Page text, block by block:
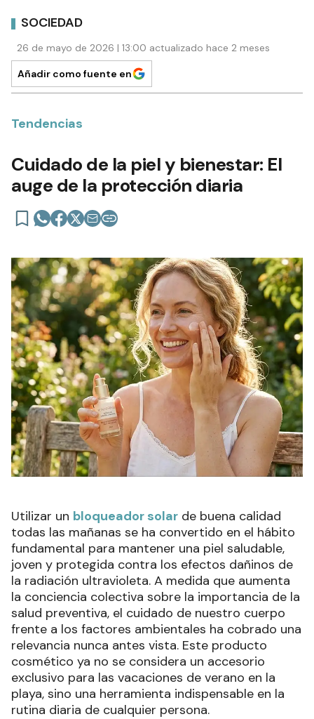
SOCIEDAD
26 de mayo de 2026 | 13:00 actualizado hace 2 meses
Añadir como fuente en
Tendencias
Cuidado de la piel y bienestar: El
auge de la protección diaria
Utilizar un bloqueador solar de buena calidad
todas las mañanas se ha convertido en el hábito
fundamental para mantener una piel saludable,
joven y protegida contra los efectos dañinos de
la radiación ultravioleta. A medida que aumenta
la conciencia colectiva sobre la importancia de la
salud preventiva, el cuidado de nuestro cuerpo
frente a los factores ambientales ha cobrado una
relevancia nunca antes vista. Este producto
cosmético ya no se considera un accesorio
exclusivo para las vacaciones de verano en la
playa, sino una herramienta indispensable en la
rutina diaria de cualquier persona.